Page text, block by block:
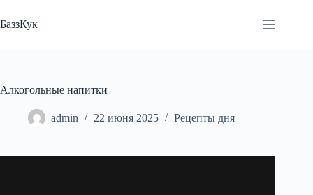
к
сути
БаззКук
Алкогольные напитки
admin 22 июня 2025 Рецепты дня